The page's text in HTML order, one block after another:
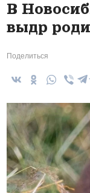
В
выдр
Поделиться